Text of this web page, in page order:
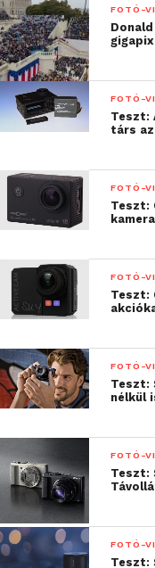
A különböző
rögzíthetjük,
adhatunk a
barátaink, hanem
aztán nem is
sportkamera kell-e
Többször
FOTÓ-
FOTÓ-
Teszt:
társ az
FOTÓ-
Teszt:
FOTÓ-
Teszt:
FOTÓ-
Teszt:
nélkül
FOTÓ-
Teszt:
FOTÓ-
Teszt: